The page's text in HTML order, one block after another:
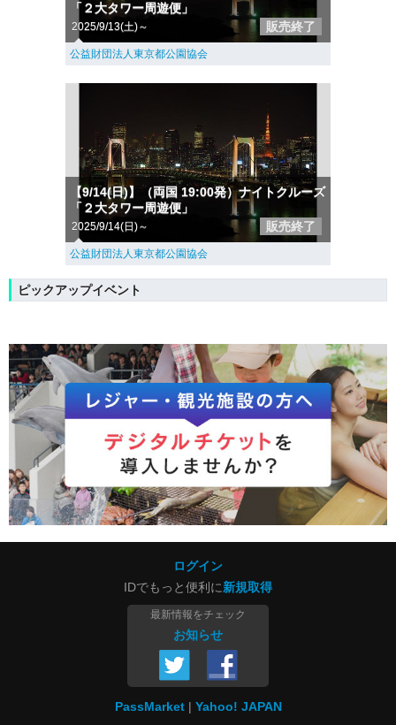
「２大タワー周遊便」
2025/9/13(土)～ 販売終了
公益財団法人東京都公園協会
【9/14(日)】（両国 19:00発）ナイトクルーズ
「２大タワー周遊便」
2025/9/14(日)～ 販売終了
公益財団法人東京都公園協会
ピックアップイベント
ログイン
IDでもっと便利に新規取得
最新情報をチェック
お知らせ
PassMarket Yahoo! JAPAN